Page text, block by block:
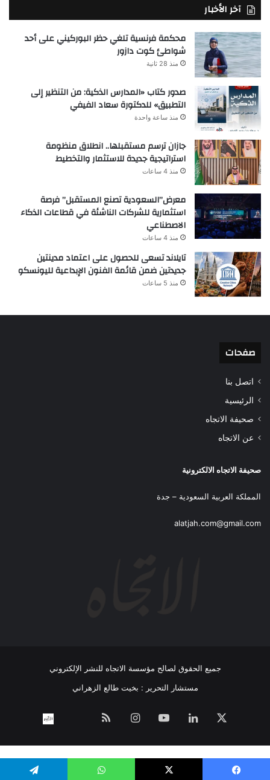
آخر الأخبار
محكمة فرنسية تلغي حظر البوركيني على أحد
شواطئ كوت دازور
منذ 28 ثانية
صدور كتاب «المدارس الذكية: من التنظير إلى
التطبيق» للدكتورة سعاد الفيفي
منذ ساعة واحدة
جازان ترسم مستقبلها.. انطلاق منظومة
استراتيجية جديدة للاستثمار والتخطيط
منذ 4 ساعات
معرض”السعودية تصنع المستقبل” فرصة
استثمارية للشركات الناشئة في قطاعات الذكاء
الاصطناعي
منذ 4 ساعات
تايلاند تسعى للحصول على اعتماد مدينتين
جديدتين ضمن قائمة الفنون الإبداعية لليونسكو
منذ 5 ساعات
صفحات
اتصل بنا
الرئيسية
صحيفة الاتجاه
عن الاتجاه
صحيفة الاتجاه الالكترونية
المملكة العربية السعودية – جدة
alatjah.com@gmail.com
جميع الحقوق لصالح مؤسسة الاتجاه للنشر الإلكتروني
مستشار التحرير : بخيت طالع الزهراني
لينكدإن‫YouTubeانستقرامملخص
الموقع
RSS
نبض
بــنـا
WP Twitter Auto Publish Powered By :XYZScripts.com